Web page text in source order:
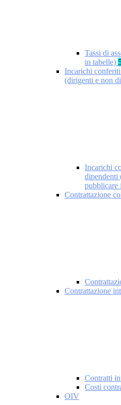
Tassi di
in tabelle)
Incarichi
(dirigenti e non
Incarichi
dipendenti
pubblicare
Contrattazione
Contrattazione
Contratti
Costi
OIV